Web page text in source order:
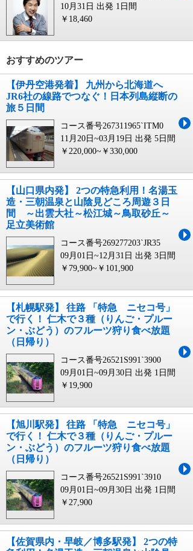
10月31日 出発 1日間
￥18,460
おすすめのツアー
【伊丹空港発着】 九州から北海道へ
JR6社の線路でつなぐ！日本列島縦断の
旅５日間
コース番号267311965`ITM0
11月20日~03月19日 出発 5日間
￥220,000~￥330,000
【山口県内発】 2つの特急利用！名湯玉
造・三朝温泉と山陰見どころ周遊３日
間 ～出雲大社～松江城～鳥取砂丘～
足立美術館
コース番号269277203`JR35
09月01日~12月31日 出発 3日間
￥79,900~￥101,900
【札幌駅発】 往路 「特急 ニセコ号」
で行く！ 仁木で３種（りんご・プルー
ン・ぶどう）のフルーツ狩り食べ放題
（日帰り）
コース番号26521S991`3900
09月01日~09月30日 出発 1日間
￥19,900
【旭川駅発】 往路 「特急 ニセコ号」
で行く！ 仁木で３種（りんご・プルー
ン・ぶどう）のフルーツ狩り食べ放題
（日帰り）
コース番号26521S991`3910
09月01日~09月30日 出発 1日間
￥27,900
【佐賀県内・早岐／博多駅発】 2つの特